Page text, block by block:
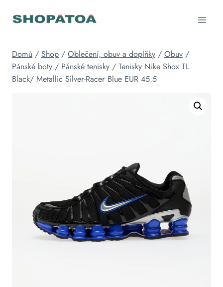
Domů / Shop / Oblečení, obuv a doplňky / Obuv /
Pánské boty / Pánské tenisky / Tenisky Nike Shox TL
Black/ Metallic Silver-Racer Blue EUR 45.5